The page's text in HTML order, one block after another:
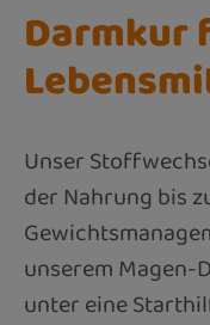
Darmkur
Unser
der Nahrung bis
unserem Magen-
unter eine